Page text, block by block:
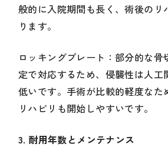
般的に入院期間も長く、術後のリ
ります。
ロッキングプレート：部分的な骨
定で対応するため、侵襲性は人工
低いです。手術が比較的軽度なた
リハビリも開始しやすいです。
3. 耐用年数とメンテナンス